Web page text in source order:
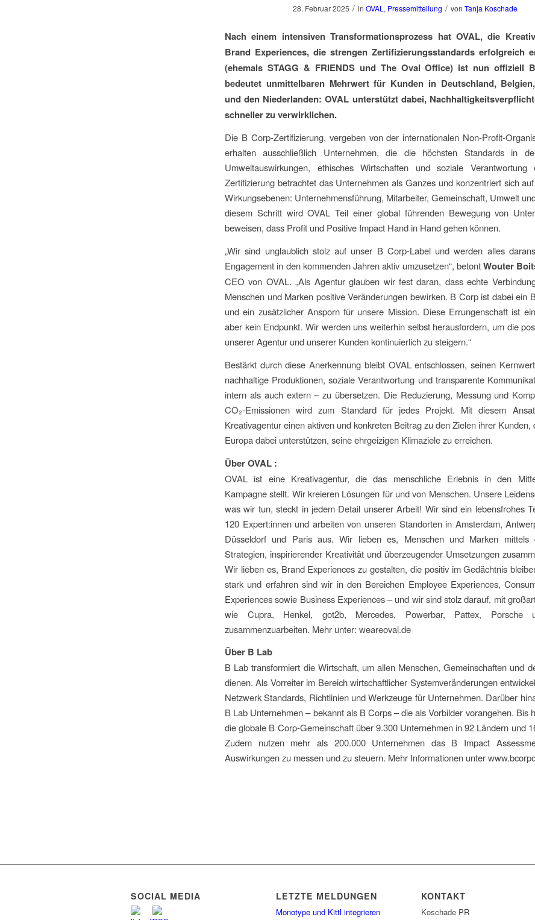
28. Februar 2025 / in OVAL , Pressemitteilung / von Tanja Koschade
Nach einem intensiven Transformationsprozess hat OVAL, die
Brand Experiences, die strengen Zertifizierungsstandards erfolgreich
(ehemals STAGG & FRIENDS und The Oval Office) ist nun offiziell
bedeutet unmittelbaren Mehrwert für Kunden in Deutschland,
und den Niederlanden: OVAL unterstützt dabei,
schneller zu verwirklichen.
Die B Corp-Zertifizierung, vergeben von der internationalen Non-Profit-
erhalten ausschließlich Unternehmen, die die höchsten Standards in
Umweltauswirkungen, ethisches Wirtschaften und soziale Verantwortung
Zertifizierung betrachtet das Unternehmen als Ganzes und konzentriert sich
Wirkungsebenen: Unternehmensführung, Mitarbeiter, Gemeinschaft, Umwelt
diesem Schritt wird OVAL Teil einer global führenden Bewegung von
beweisen, dass Profit und Positive Impact Hand in Hand gehen können.
„Wir sind unglaublich stolz auf unser B Corp-Label und werden alles
Engagement in den kommenden Jahren aktiv umzusetzen“, betontWouter
CEO von OVAL. „Als Agentur glauben wir fest daran, dass echte
Menschen und Marken positive Veränderungen bewirken. B Corp ist dabei ein
und ein zusätzlicher Ansporn für unsere Mission. Diese Errungenschaft ist
aber kein Endpunkt. Wir werden uns weiterhin selbst herausfordern, um die
unserer Agentur und unserer Kunden kontinuierlich zu steigern.“
Bestärkt durch diese Anerkennung bleibt OVAL entschlossen, seinen
nachhaltige Produktionen, soziale Verantwortung und transparente
intern als auch extern – zu übersetzen. Die Reduzierung, Messung und
CO₂-Emissionen wird zum Standard für jedes Projekt. Mit diesem
Kreativagentur einen aktiven und konkreten Beitrag zu den Zielen ihrer Kunden,
Europa dabei unterstützen, seine ehrgeizigen Klimaziele zu erreichen.
Über OVAL :
OVAL ist eine Kreativagentur, die das menschliche Erlebnis in den
Kampagne stellt. Wir kreieren Lösungen für und von Menschen. Unsere
was wir tun, steckt in jedem Detail unserer Arbeit! Wir sind ein lebensfrohes
120 Expert:innen und arbeiten von unseren Standorten in Amsterdam,
Düsseldorf und Paris aus. Wir lieben es, Menschen und Marken mittels
Strategien, inspirierender Kreativität und überzeugender Umsetzungen
Wir lieben es, Brand Experiences zu gestalten, die positiv im Gedächtnis
stark und erfahren sind wir in den Bereichen Employee Experiences,
Experiences sowie Business Experiences – und wir sind stolz darauf, mit
wie Cupra, Henkel, got2b, Mercedes, Powerbar, Pattex, Porsche
zusammenzuarbeiten. Mehr unter: weareoval.de
Über B Lab
B Lab transformiert die Wirtschaft, um allen Menschen, Gemeinschaften und
dienen. Als Vorreiter im Bereich wirtschaftlicher Systemveränderungen
Netzwerk Standards, Richtlinien und Werkzeuge für Unternehmen. Darüber
B Lab Unternehmen – bekannt als B Corps – die als Vorbilder vorangehen. Bis
die globale B Corp-Gemeinschaft über 9.300 Unternehmen in 92 Ländern und
Zudem nutzen mehr als 200.000 Unternehmen das B Impact
Auswirkungen zu messen und zu steuern. Mehr Informationen unter
SOCIAL MEDIA LETZTE MELDUNGEN
Monotype und Kittl integrieren
KONTAKT
Koschade PR